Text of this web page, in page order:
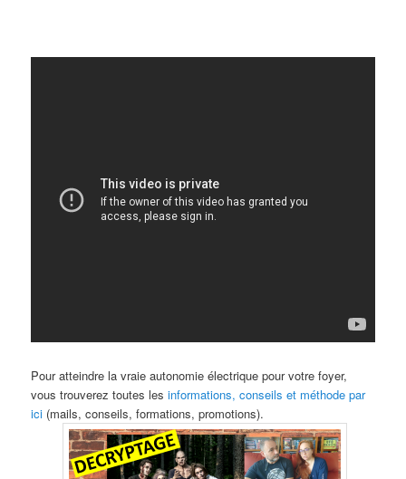
Pour atteindre la vraie autonomie électrique pour votre foyer,
vous trouverez toutes lesinformations, conseils et méthode par
ici (mails, conseils, formations, promotions).